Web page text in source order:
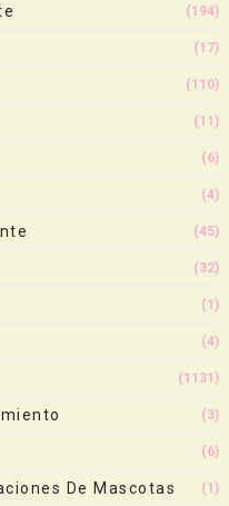
(194)
(17)
(110)
(11)
(6)
(4)
(45)
(32)
(1)
(4)
(1131)
(3)
(6)
De Mascotas (1)